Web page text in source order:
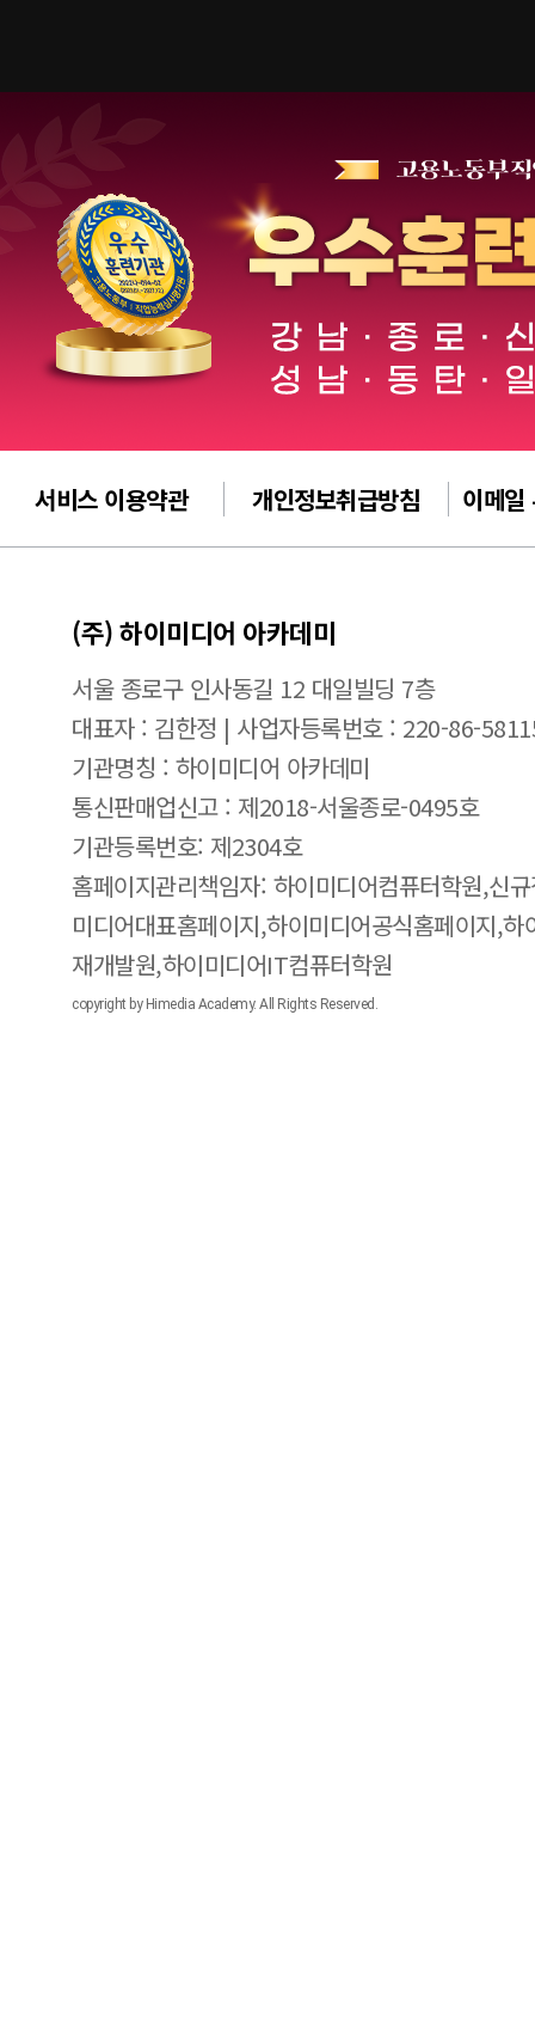
서비스 이용약관 개인정보취급방침 이메일
(주) 하이미디어 아카데미
서울 종로구 인사동길 12 대일빌딩 7층
대표자 : 김한정 | 사업자등록번호 : 220-86-
기관명칭 : 하이미디어 아카데미
통신판매업신고 : 제2018-서울종로-0495호
기관등록번호: 제2304호
홈페이지관리책임자: 하이미디어컴퓨터학원,신
미디어대표홈페이지,하이미디어공식홈페이지,
재개발원,하이미디어IT컴퓨터학원
copyright by Himedia Academy. All Rights Reserved.